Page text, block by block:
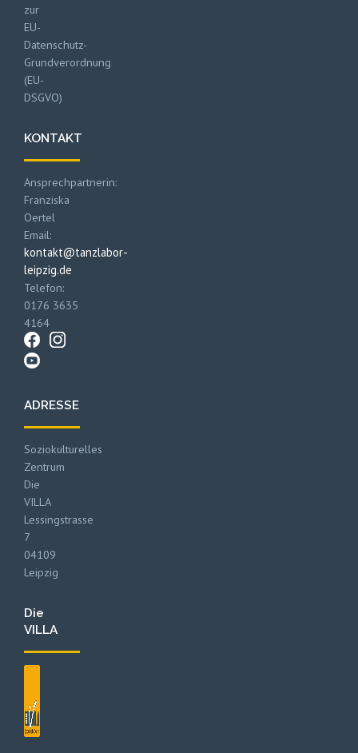
zur
EU-
Datenschutz-
Grundverordnung
(EU-
DSGVO)
KONTAKT
Ansprechpartnerin:
Franziska
Oertel
Email:
kontakt@tanzlabor-
leipzig.de
Telefon:
0176 3635
4164
ADRESSE
Soziokulturelles
Zentrum
Die
VILLA
Lessingstrasse
7
04109
Leipzig
Die
VILLA